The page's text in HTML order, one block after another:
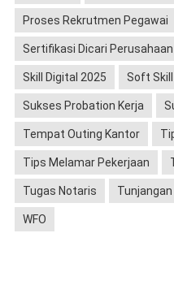
Proses Rekrutmen Pegawai
Sertifikasi Dicari Perusahaan
Skill Digital 2025 Soft Skill
Sukses Probation Kerja
Tempat Outing Kantor
Tips Melamar Pekerjaan
Tugas Notaris Tunjangan
WFO